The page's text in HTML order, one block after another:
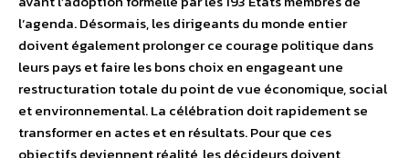
l’agenda. Désormais, les dirigeants du monde entier
doivent également prolonger ce courage politique dans
leurs pays et faire les bons choix en engageant une
restructuration totale du point de vue économique, social
et environnemental. La célébration doit rapidement se
transformer en actes et en résultats. Pour que ces